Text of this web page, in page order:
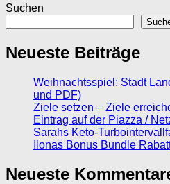
Suchen
Neueste Beiträge
Weihnachtsspiel: Stadt
und PDF)
Ziele setzen – Ziele
Eintrag auf der Piazza /
Sarahs Keto-
Ilonas Bonus Bundle
Neueste